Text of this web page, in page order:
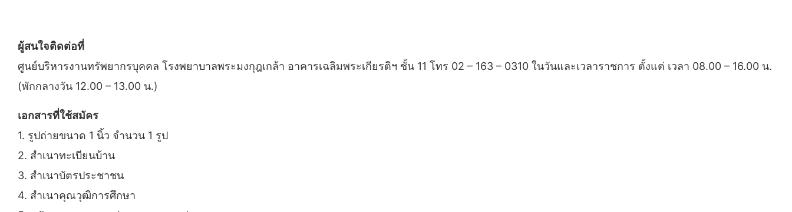
ผู้สนใจติดต่อที่
ศูนย์บริหารงานทรัพยากรบุคคล โรงพยาบาลพระมงกุฎเกล้า อาคารเฉลิมพระเกียรติฯ ชั้น 11 โทร 02 – 163 – 0310 ในวันและเวลาราชการ ตั้งแต่ เวลา 08.00 – 16.00 น.
(พักกลางวัน 12.00 – 13.00 น.)
เอกสารที่ใช้สมัคร
1. รูปถ่ายขนาด 1 นิ้ว จำนวน 1 รูป
2. สำเนาทะเบียนบ้าน
3. สำเนาบัตรประชาชน
4. สำเนาคุณวุฒิการศึกษา